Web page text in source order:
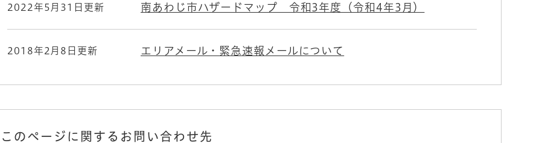
2022年5月31日更新 南あわじ市ハザードマップ 令和3年度（令和4年3月）
2018年2月8日更新 エリアメール・緊急速報メールについて
このページに関するお問い合わせ先